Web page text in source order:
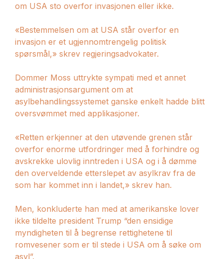
om USA sto overfor invasjonen eller ikke.
«Bestemmelsen om at USA står overfor en
invasjon er et ugjennomtrengelig politisk
spørsmål,» skrev regjeringsadvokater.
Dommer Moss uttrykte sympati med et annet
administrasjonsargument om at
asylbehandlingssystemet ganske enkelt hadde blitt
oversvømmet med applikasjoner.
«Retten erkjenner at den utøvende grenen står
overfor enorme utfordringer med å forhindre og
avskrekke ulovlig inntreden i USA og i å dømme
den overveldende etterslepet av asylkrav fra de
som har kommet inn i landet,» skrev han.
Men, konkluderte han med at amerikanske lover
ikke tildelte president Trump “den ensidige
myndigheten til å begrense rettighetene til
romvesener som er til stede i USA om å søke om
asyl”.